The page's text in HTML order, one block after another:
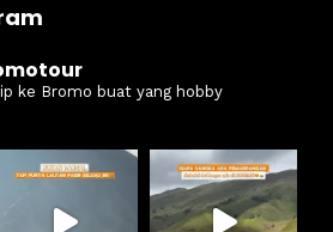
ke Bromo buat yang hobby